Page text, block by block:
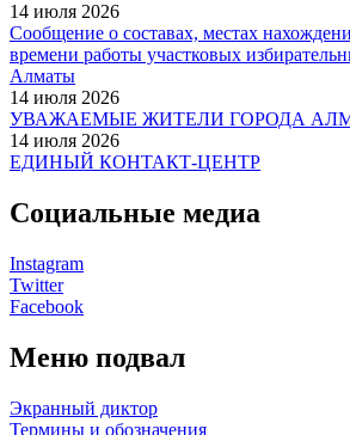
14 июля 2026
Сообщение о составах, местах
времени работы участковых
Алматы
14 июля 2026
УВАЖАЕМЫЕ ЖИТЕЛИ ГОРОДА
14 июля 2026
ЕДИНЫЙ КОНТАКТ-ЦЕНТР
Социальные медиа
Instagram
Twitter
Facebook
Меню подвал
Экранный диктор
Термины и обозначения